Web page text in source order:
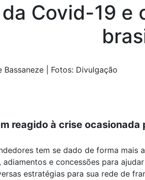
Covid-19 e
| Fotos: Divulgação
reagido à crise ocasionada
tem se dado de forma mais
adiamentos e concessões para
estratégias para sua rede de